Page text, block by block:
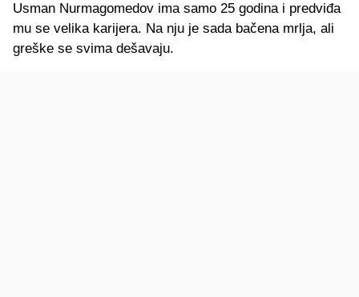
Usman Nurmagomedov ima samo 25 godina i predviđa
mu se velika karijera. Na nju je sada bačena mrlja, ali
greške se svima dešavaju.